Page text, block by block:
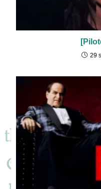
29